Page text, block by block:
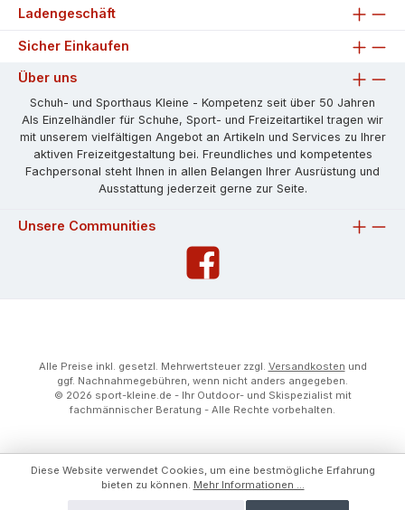
Ladengeschäft
Sicher Einkaufen
Über uns
Schuh- und Sporthaus Kleine - Kompetenz seit über 50 Jahren
Als Einzelhändler für Schuhe, Sport- und Freizeitartikel tragen wir
mit unserem vielfältigen Angebot an Artikeln und Services zu Ihrer
aktiven Freizeitgestaltung bei. Freundliches und kompetentes
Fachpersonal steht Ihnen in allen Belangen Ihrer Ausrüstung und
Ausstattung jederzeit gerne zur Seite.
Unsere Communities
Alle Preise inkl. gesetzl. Mehrwertsteuer zzgl. Versandkosten und
ggf. Nachnahmegebühren, wenn nicht anders angegeben.
© 2026 sport-kleine.de - Ihr Outdoor- und Skispezialist mit
fachmännischer Beratung - Alle Rechte vorbehalten.
Diese Website verwendet Cookies, um eine bestmögliche Erfahrung
bieten zu können. Mehr Informationen ...